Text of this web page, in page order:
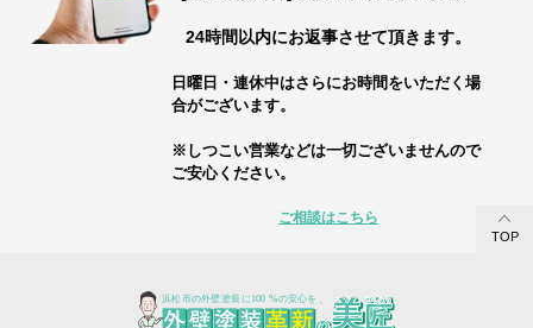
24時間以内にお返事させて頂きます。
日曜日・連休中はさらにお時間をいただく場
合がございます。
※しつこい営業などは一切ございませんので
ご安心ください。
ご相談はこちら
TOP